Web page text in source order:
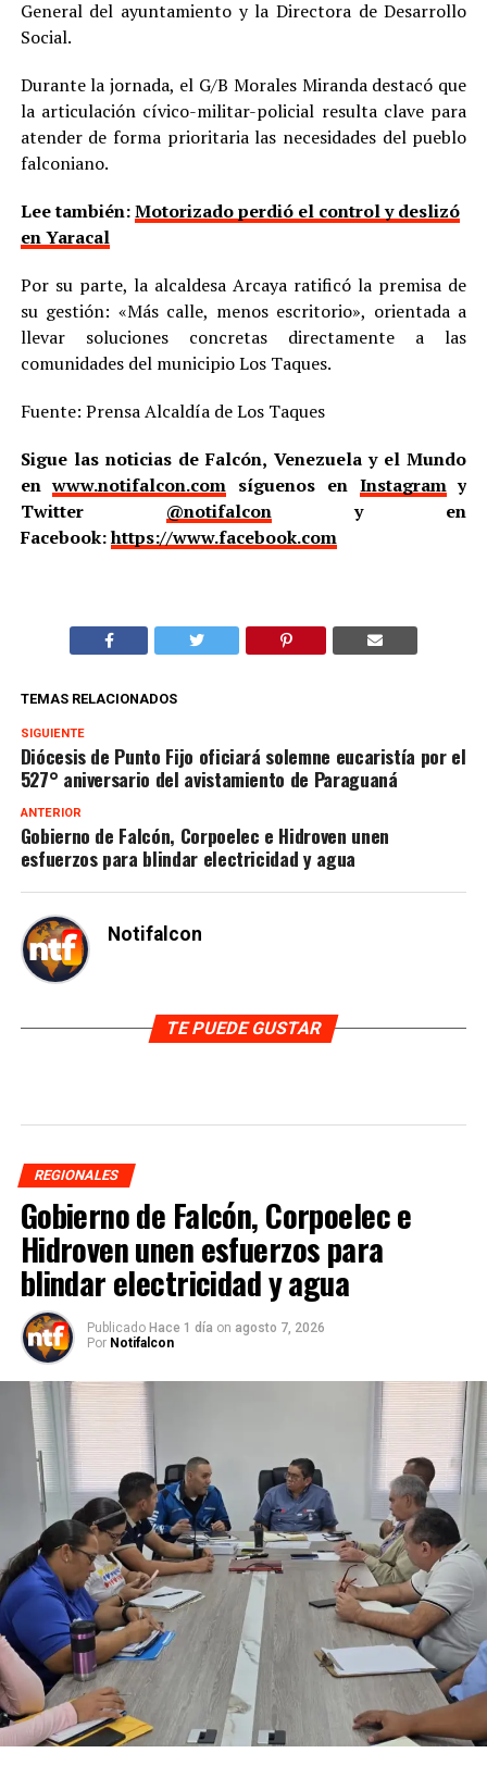
General del ayuntamiento y la Directora de Desarrollo
Social.
Durante la jornada, el G/B Morales Miranda destacó que
la articulación cívico-militar-policial resulta clave para
atender de forma prioritaria las necesidades del pueblo
falconiano.
Lee también:Motorizado perdió el control y deslizó
en Yaracal
Por su parte, la alcaldesa Arcaya ratificó la premisa de
su gestión: «Más calle, menos escritorio», orientada a
llevar soluciones concretas directamente a las
comunidades del municipio Los Taques.
Fuente: Prensa Alcaldía de Los Taques
Sigue las noticias de Falcón, Venezuela y el Mundo
enwww.notifalcon.com síguenos en Instagramy
Twitter @notifalcony en
Facebook:https://www.facebook.com
TEMAS RELACIONADOS
SIGUIENTE
Diócesis de Punto Fijo oficiará solemne eucaristía por el
527° aniversario del avistamiento de Paraguaná
ANTERIOR
Gobierno de Falcón, Corpoelec e Hidroven unen
esfuerzos para blindar electricidad y agua
Notifalcon
TE PUEDE GUSTAR
REGIONALES
Gobierno de Falcón, Corpoelec e
Hidroven unen esfuerzos para
blindar electricidad y agua
Publicado Hace 1 día on agosto 7, 2026
Por Notifalcon